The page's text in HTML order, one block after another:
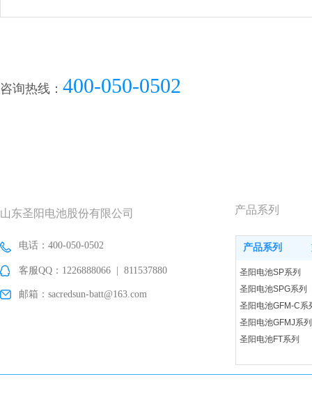
咨询热线： 400-050-0502
产品系列
圣阳电池SP系列
圣阳电池SPG系列
圣阳电池GFM-C系
圣阳电池GFMJ系列
圣阳电池FT系列
山东圣阳电池股份有限公司 产品系列
电话：400-050-0502
客服QQ：1226888066 | 811537880
邮箱：sacredsun-batt@163.com